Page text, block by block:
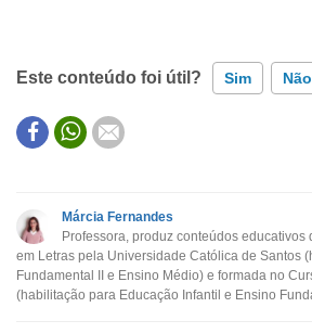
Este conteúdo foi útil? Sim Não
Este conteúdo não tem a informação
Outro
Márcia Fernandes
Professora, produz conteúdos
em Letras pela Universidade Católica de Santos
Fundamental II e Ensino Médio) e formada no
(habilitação para Educação Infantil e Ensino